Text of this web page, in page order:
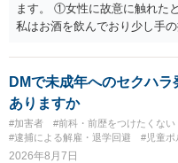
ます。 ①女性に故意に触れた
私はお酒を飲んでおり少し手
いた場合、故意だと判定され
故意があると判断されること
の可能性 この行為により、痴
捕、呼び出しされる可能性は
まっただけであり、さらにそ
とからすると、この後に呼び
DMで未成年へのセクハ
ありますか
#加害者 #前科・前歴をつけたくない
#逮捕による解雇・退学回避
#児童ポ
2026年8月7日